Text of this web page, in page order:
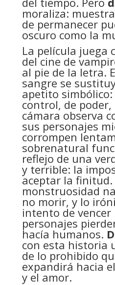
moraliza:
de permanecer
oscuro como la
La película juega
del cine de
al pie de la letra.
sangre se
apetito simbólico:
control, de
cámara observa
sus personajes
corrompen
sobrenatural
reflejo de una
y terrible: la
aceptar la finitud.
monstruosidad
no morir, y lo
intento de
personajes
hacía humanos.
con esta historia
de lo prohibido
expandirá hacia
y el amor.